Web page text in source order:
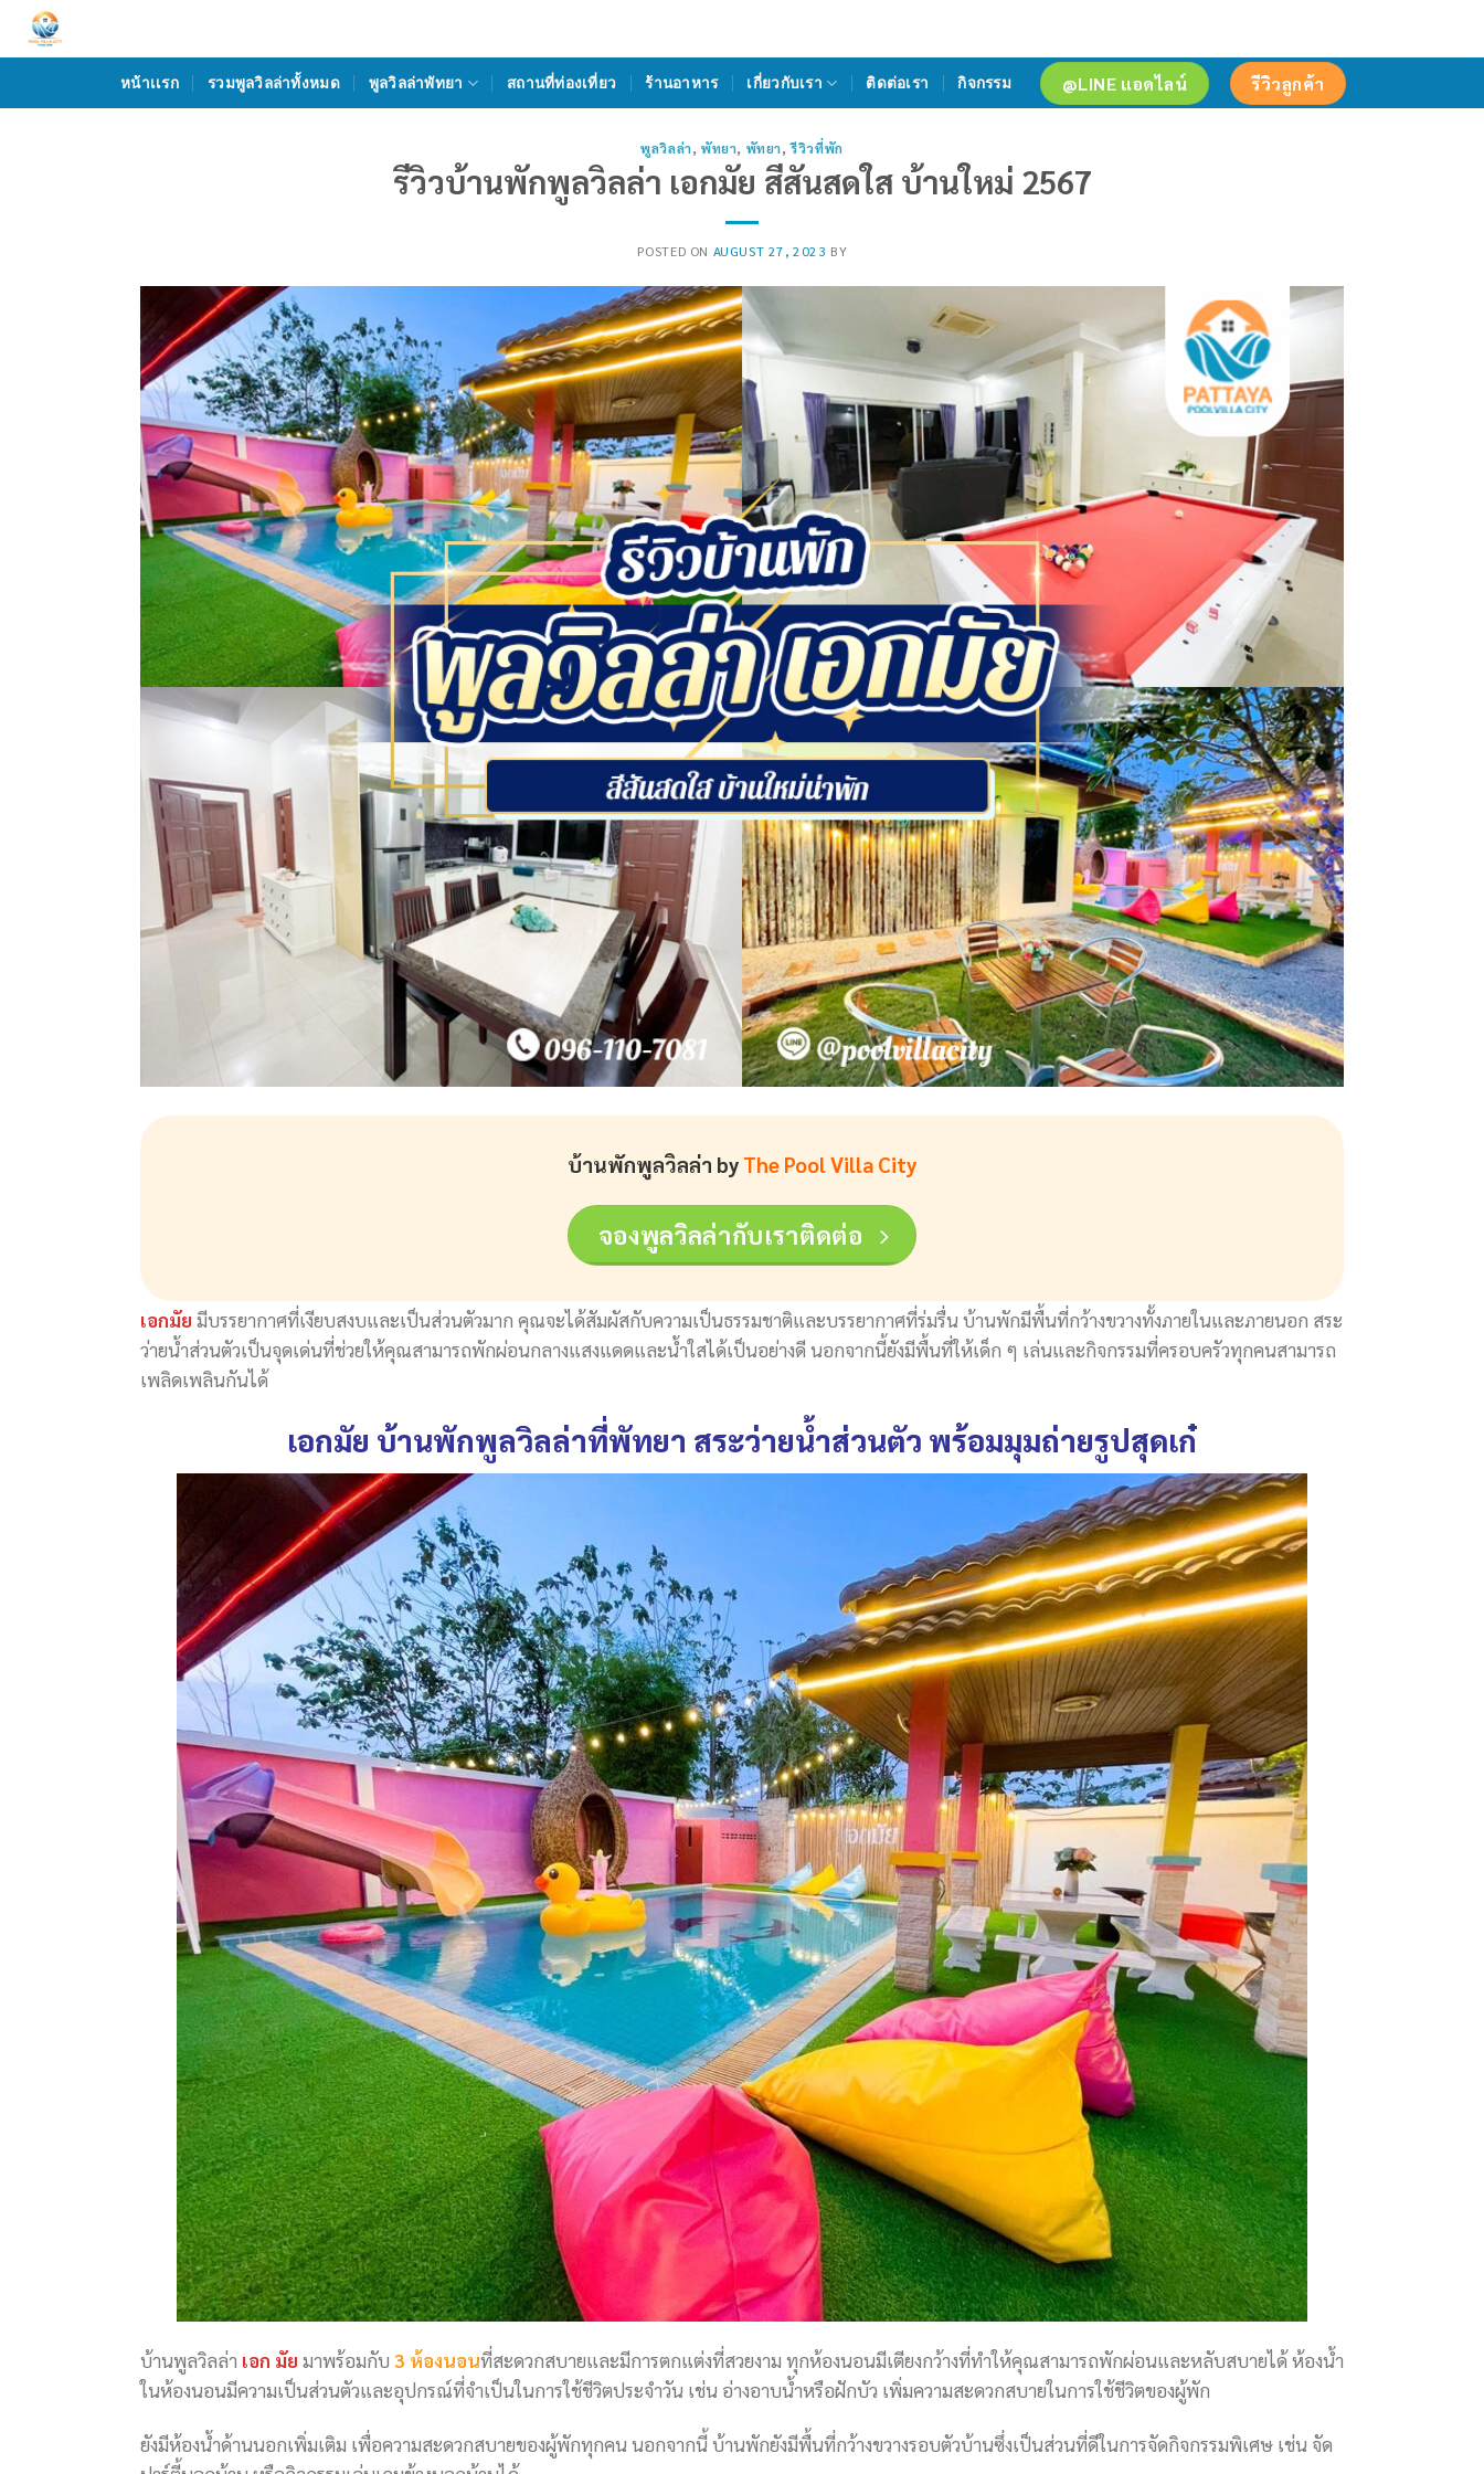
หน้าเเรก รวมพูลวิลล่าทั้งหมด พูลวิลล่าพัทยา สถานที่ท่องเที่ยว ร้านอาหาร เกี่ยวกับเรา ติดต่อเรา กิจกรรม @LINE แอดไลน์ รีวิวลูกค้า
พูลวิลล่า,พัทยา, พัทยา,รีวิวที่พัก
รีวิวบ้านพักพูลวิลล่า เอกมัย สีสันสดใส บ้านใหม่ 2567
POSTED ON AUGUST 27, 2023 BY
บ้านพักพูลวิลล่า by The Pool Villa City
จองพูลวิลล่ากับเราติดต่อ
เอกมัย มีบรรยากาศที่เงียบสงบและเป็นส่วนตัวมาก คุณจะได้สัมผัสกับความเป็นธรรมชาติและบรรยากาศที่ร่มรื่น บ้านพักมีพื้นที่กว้างขวางทั้งภายในและภายนอก สระ
ว่ายน้ำส่วนตัวเป็นจุดเด่นที่ช่วยให้คุณสามารถพักผ่อนกลางแสงแดดและน้ำใสได้เป็นอย่างดี นอกจากนี้ยังมีพื้นที่ให้เด็ก ๆ เล่นและกิจกรรมที่ครอบครัวทุกคนสามารถ
เพลิดเพลินกันได้
เอกมัย บ้านพักพูลวิลล่าที่พัทยา สระว่ายน้ำส่วนตัว พร้อมมุมถ่ายรูปสุดเก๋
บ้านพูลวิลล่า เอก มัย มาพร้อมกับ 3 ห้องนอนที่สะดวกสบายและมีการตกแต่งที่สวยงาม ทุกห้องนอนมีเตียงกว้างที่ทำให้คุณสามารถพักผ่อนและหลับสบายได้ ห้องน้ำ
ในห้องนอนมีความเป็นส่วนตัวและอุปกรณ์ที่จำเป็นในการใช้ชีวิตประจำวัน เช่น อ่างอาบน้ำหรือฝักบัว เพิ่มความสะดวกสบายในการใช้ชีวิตของผู้พัก
ยังมีห้องน้ำด้านนอกเพิ่มเติม เพื่อความสะดวกสบายของผู้พักทุกคน นอกจากนี้ บ้านพักยังมีพื้นที่กว้างขวางรอบตัวบ้านซึ่งเป็นส่วนที่ดีในการจัดกิจกรรมพิเศษ เช่น จัด